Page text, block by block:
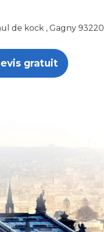
de kock , Gagny 93220
gratuit